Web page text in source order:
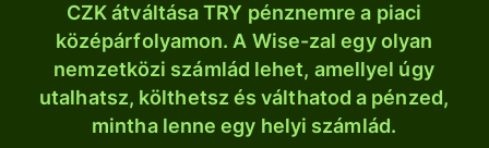
CZK átváltása TRY pénznemre a piaci
középárfolyamon. A Wise-zal egy olyan
nemzetközi számlád lehet, amellyel úgy
utalhatsz, költhetsz és válthatod a pénzed,
mintha lenne egy helyi számlád.